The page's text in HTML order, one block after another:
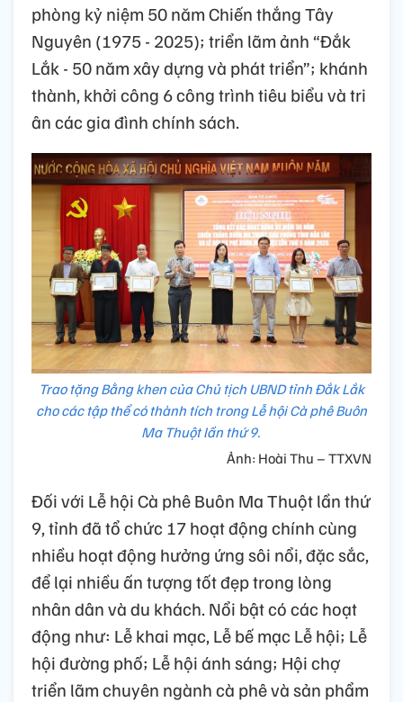
phòng kỷ niệm 50 năm Chiến thắng Tây
Nguyên (1975 - 2025); triển lãm ảnh “Đắk
Lắk - 50 năm xây dựng và phát triển”; khánh
thành, khởi công 6 công trình tiêu biểu và tri
ân các gia đình chính sách.
Trao tặng Bằng khen của Chủ tịch UBND tỉnh Đắk Lắk
cho các tập thể có thành tích trong Lễ hội Cà phê Buôn
Ma Thuột lần thứ 9.
Ảnh: Hoài Thu – TTXVN
Đối với Lễ hội Cà phê Buôn Ma Thuột lần thứ
9, tỉnh đã tổ chức 17 hoạt động chính cùng
nhiều hoạt động hưởng ứng sôi nổi, đặc sắc,
để lại nhiều ấn tượng tốt đẹp trong lòng
nhân dân và du khách. Nổi bật có các hoạt
động như: Lễ khai mạc, Lễ bế mạc Lễ hội; Lễ
hội đường phố; Lễ hội ánh sáng; Hội chợ
triển lãm chuyên ngành cà phê và sản phẩm